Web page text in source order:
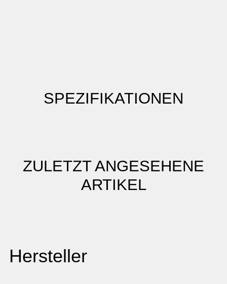
SPEZIFIKATIONEN
ZULETZT ANGESEHENE
ARTIKEL
Hersteller